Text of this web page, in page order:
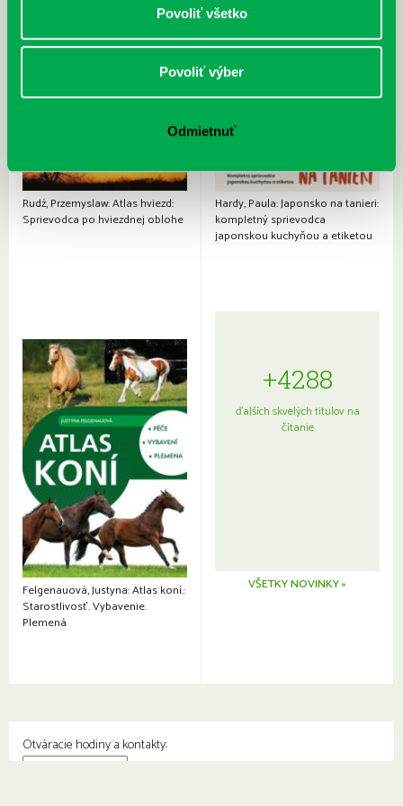
Povoliť všetko
Povoliť výber
Odmietnuť
Rudź, Przemyslaw: Atlas hviezd:
Sprievodca po hviezdnej oblohe
Hardy, Paula: Japonsko na tanieri:
kompletný sprievodca
japonskou kuchyňou a etiketou
Felgenauová, Justyna: Atlas koní.:
Starostlivosť. Vybavenie.
Plemená
+4288
ďalších skvelých titulov na
čítanie
VŠETKY NOVINKY »
Otváracie hodiny a kontakty: